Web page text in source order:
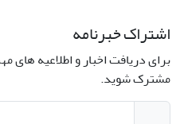
اشتراک خبرنامه
برای دریافت اخبار و اطلاعیه های
مشترک شوید.